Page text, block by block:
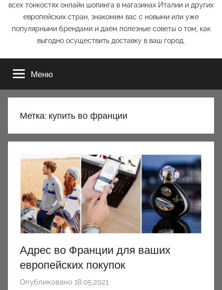
всех тонкостях онлайн шопинга в магазинах Италии и других
европейских стран, знакомим вас с новыми или уже
популярными брендами и даём полезные советы о том, как
выгодно осуществить доставку в ваш город.
Меню
Метка: купить во франции
Адрес во Франции для ваших
европейских покупок
Опубликовано 18.05.2021